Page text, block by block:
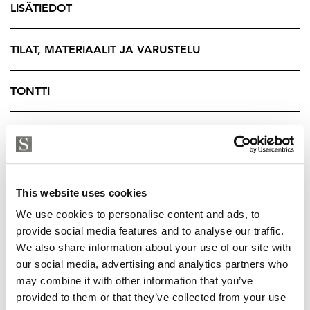
This website uses cookies
We use cookies to personalise content and ads, to
provide social media features and to analyse our traffic.
We also share information about your use of our site with
our social media, advertising and analytics partners who
may combine it with other information that you’ve
provided to them or that they’ve collected from your use
asunnon läheisyydessä sähköpistokkeella sekä varasto
samassa rakennuksessa. Lämmityksenä toimii
kaukolämpö, ja se sisältyy vastikkeeseen.
uimarantakin on vain n. 5 minuutin kävelyn päässä.
tuntumassa, alle puolen tunnin ajomatkan päässä
Helsingistä. Alue koostuu pääosin 2000-luvulla
rakennetuista pientaloista, ja ympäröivä meri, metsä ja
Sundbergissa on oma monipuolinen lähikauppa,
kuntosali, uudistunut Pehtorin talo, jossa toimii mm.
taidekoulu. Alueelle on avattu juuri laadukas ravintola
Ek. Suosittu lähikoulu ja 5 päiväkotia helpottavat
LISÄTIEDOT
TILAT, MATERIAALIT JA VARUSTELU
TONTTI